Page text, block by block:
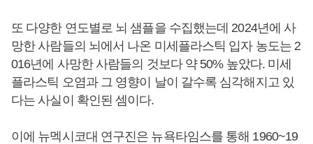
또 다양한 연도별로 뇌 샘플을 수집했는데 2024년에 사
망한 사람들의 뇌에서 나온 미세플라스틱 입자 농도는 2
016년에 사망한 사람들의 것보다 약 50% 높았다. 미세
플라스틱 오염과 그 영향이 날이 갈수록 심각해지고 있
다는 사실이 확인된 셈이다.
이에 뉴멕시코대 연구진은 뉴욕타임스를 통해 1960~19